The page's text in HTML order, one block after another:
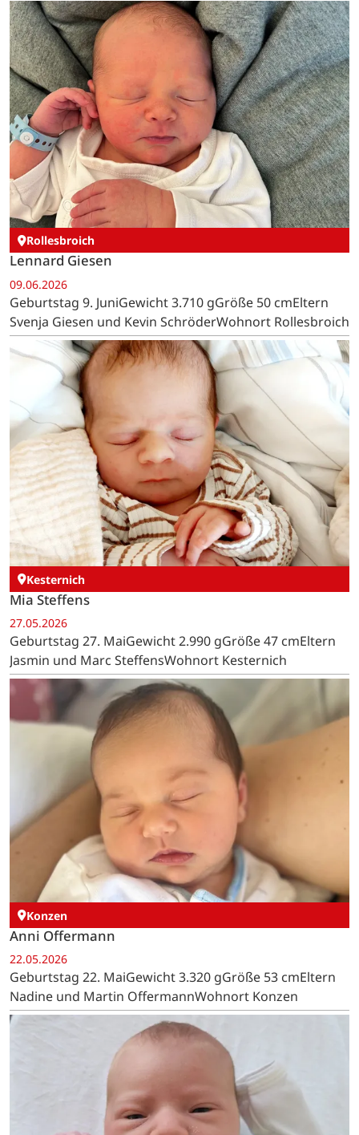
Rollesbroich
Lennard Giesen
09.06.2026
Geburtstag 9. JuniGewicht 3.710 gGröße 50 cmEltern
Svenja Giesen und Kevin SchröderWohnort Rollesbroich
Kesternich
Mia Steffens
27.05.2026
Geburtstag 27. MaiGewicht 2.990 gGröße 47 cmEltern
Jasmin und Marc SteffensWohnort Kesternich
Konzen
Anni Offermann
22.05.2026
Geburtstag 22. MaiGewicht 3.320 gGröße 53 cmEltern
Nadine und Martin OffermannWohnort Konzen